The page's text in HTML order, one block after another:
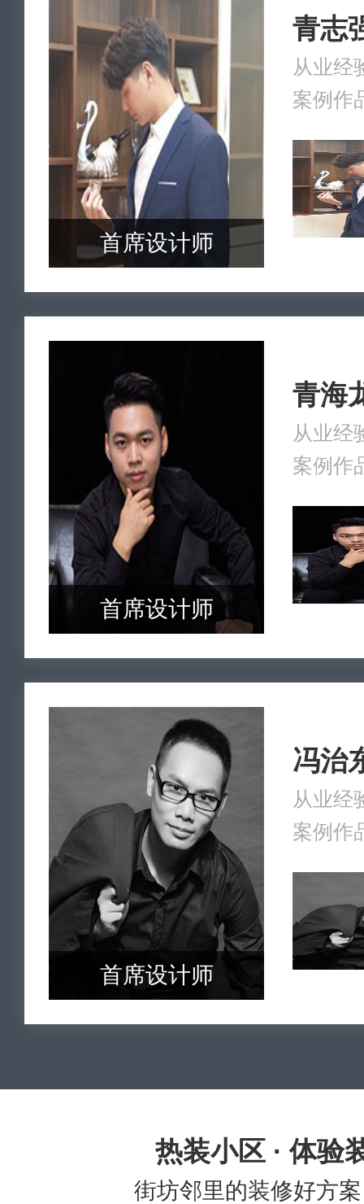
青志
从业经
案例作
首席设计师
青海
从业经
案例作
首席设计师
冯治
从业经
案例作
首席设计师
热装小区 · 体验
街坊邻里的装修好方